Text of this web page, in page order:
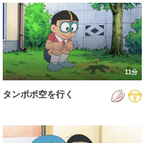
11分
タンポポ空を行く